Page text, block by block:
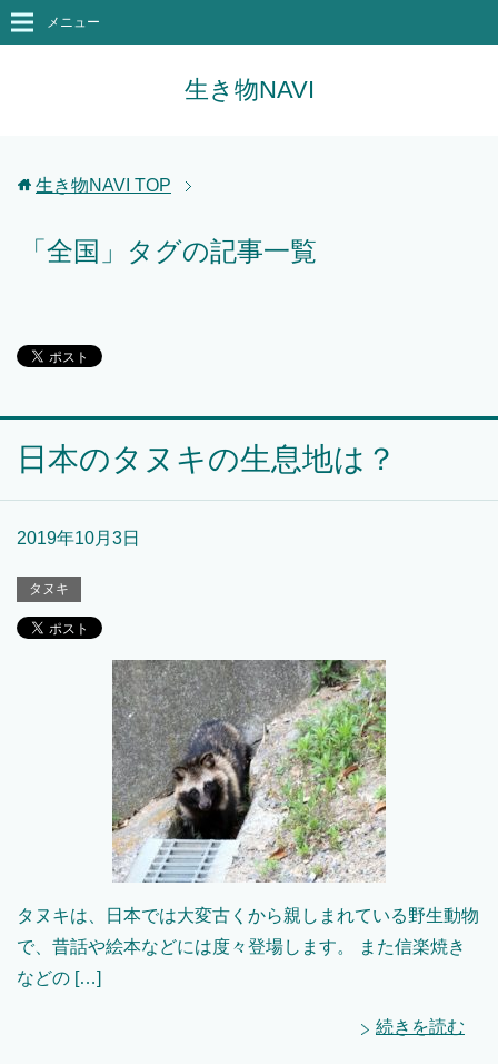
生き物NAVI
メニュー
生き物NAVI TOP
「全国」タグの記事一覧
日本のタヌキの生息地は？
2019年10月3日
タヌキ
タヌキは、日本では大変古くから親しまれている野生動物
で、昔話や絵本などには度々登場します。 また信楽焼き
などの […]
続きを読む